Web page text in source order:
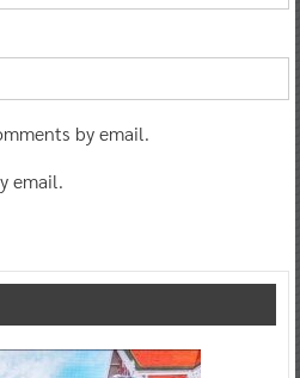
by email.
email.